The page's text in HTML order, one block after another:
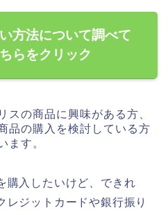
方法について調べて
らをクリック
スの商品に興味がある方、
品の購入を検討している方
ます。
購入したいけど、できれ
レジットカードや銀行振り